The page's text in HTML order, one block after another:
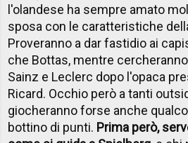
l'olandese ha sempre amato
sposa con le caratteristiche
Proveranno a dar fastidio ai
che Bottas, mentre
Sainz e Leclerc dopo l'opaca
Ricard. Occhio però a tanti
giocheranno forse anche
bottino di punti. Prima però,